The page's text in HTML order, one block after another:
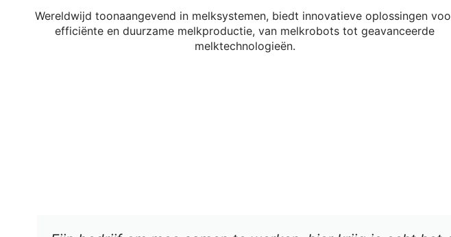
Wereldwijd toonaangevend in melksystemen, biedt innovatieve oplossingen
efficiënte en duurzame melkproductie, van melkrobots tot geavanceerde
melktechnologieën.